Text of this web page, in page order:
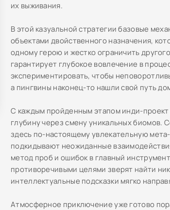
их выживания.
В этой казуальной стратегии базовые
объектами двойственного назначения,
одному герою и жестко ограничить
гарантирует глубокое вовлечение в
экспериментировать, чтобы
а пингвины наконец-то нашли свой путь
С каждым пройденным этапом инди-
глубину через смену уникальных биомов.
здесь по-настоящему увлекательную
подкидывают неожиданные
метод проб и ошибок в главный
противоречивыми целями зверят найти
интеллектуальные подсказки мягко
Атмосферное приключение уже готово